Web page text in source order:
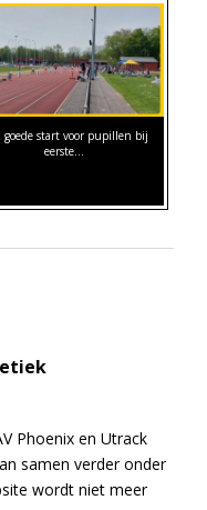
goede start voor pupillen bij
eerste…
Phoenix en Utrack
samen verder onder
wordt niet meer